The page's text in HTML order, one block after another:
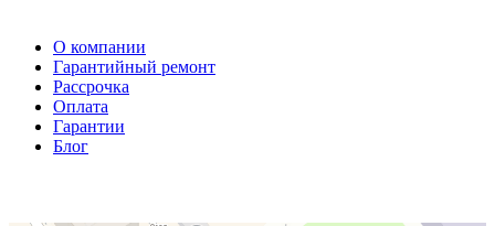
О компании
Гарантийный ремонт
Рассрочка
Оплата
Гарантии
Блог